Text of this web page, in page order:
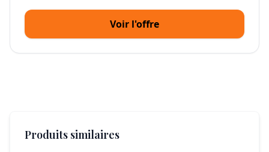
Voir l'offre
Produits similaires